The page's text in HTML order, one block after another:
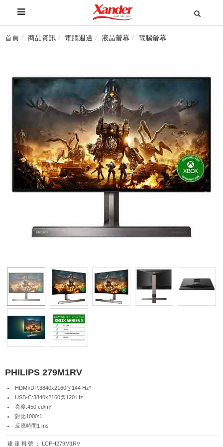
首頁 商品資訊 電腦週邊 液晶螢幕 電腦螢幕
PHILIPS 279M1RV
HDMI/DP:3840x2160@144 Hz*
USB-C:3840x2160@120 Hz
亮度:450 cd/m²
對比1000:1
反應時間1 ms
建達料號：
LCPH279M1RV